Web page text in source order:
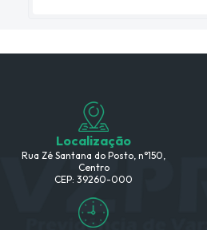
Localização
Rua Zé Santana do Posto, n°150,
Centro
CEP: 39260-000